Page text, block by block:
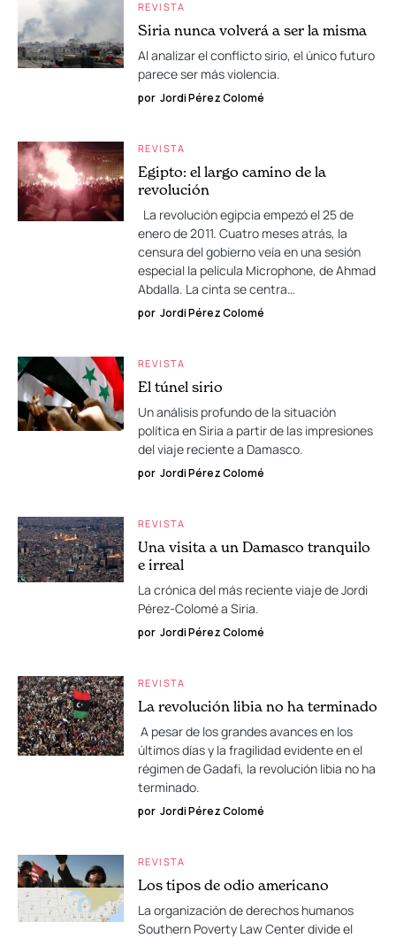
REVISTA
Siria nunca volverá a ser la misma
Al analizar el conflicto sirio, el único futuro
parece ser más violencia.
por Jordi Pérez Colomé
REVISTA
Egipto: el largo camino de la
revolución
La revolución egipcia empezó el 25 de
enero de 2011. Cuatro meses atrás, la
censura del gobierno veía en una sesión
especial la película Microphone, de Ahmad
Abdalla. La cinta se centra…
por Jordi Pérez Colomé
REVISTA
El túnel sirio
Un análisis profundo de la situación
política en Siria a partir de las impresiones
del viaje reciente a Damasco.
por Jordi Pérez Colomé
REVISTA
Una visita a un Damasco tranquilo
e irreal
La crónica del más reciente viaje de Jordi
Pérez-Colomé a Siria.
por Jordi Pérez Colomé
REVISTA
La revolución libia no ha terminado
A pesar de los grandes avances en los
últimos días y la fragilidad evidente en el
régimen de Gadafi, la revolución libia no ha
terminado.
por Jordi Pérez Colomé
REVISTA
Los tipos de odio americano
La organización de derechos humanos
Southern Poverty Law Center divide el